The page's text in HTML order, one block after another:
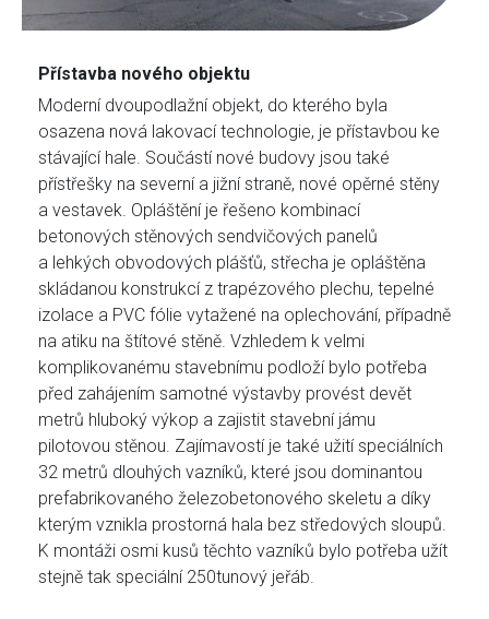
Přístavba nového objektu
Moderní dvoupodlažní objekt, do kterého byla
osazena nová lakovací technologie, je přístavbou ke
stávající hale. Součástí nové budovy jsou také
přístřešky na severní a jižní straně, nové opěrné stěny
a vestavek. Opláštění je řešeno kombinací
betonových stěnových sendvičových panelů
a lehkých obvodových plášťů, střecha je opláštěna
skládanou konstrukcí z trapézového plechu, tepelné
izolace a PVC fólie vytažené na oplechování, případně
na atiku na štítové stěně. Vzhledem k velmi
komplikovanému stavebnímu podloží bylo potřeba
před zahájením samotné výstavby provést devět
metrů hluboký výkop a zajistit stavební jámu
pilotovou stěnou. Zajímavostí je také užití speciálních
32 metrů dlouhých vazníků, které jsou dominantou
prefabrikovaného železobetonového skeletu a díky
kterým vznikla prostorná hala bez středových sloupů.
K montáži osmi kusů těchto vazníků bylo potřeba užít
stejně tak speciální 250tunový jeřáb.